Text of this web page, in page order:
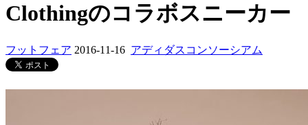
Clothingのコラボスニーカー
フットフェア 2016-11-16 アディダスコンソーシアム